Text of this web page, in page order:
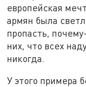
европейская
армян была
пропасть,
них, что всех
никогда.
У этого примера